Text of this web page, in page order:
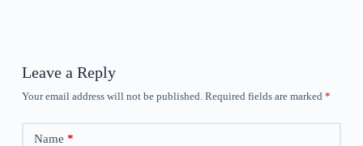
Leave a Reply
Your email address will not be published. Required fields are marked *
Name *